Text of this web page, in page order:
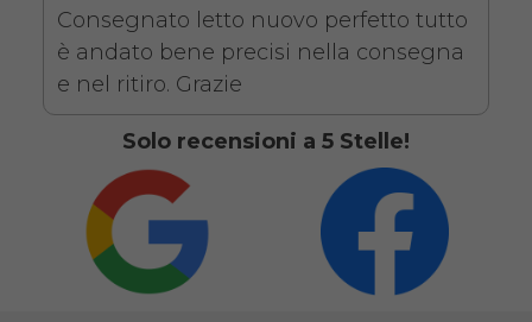
Noleggio letto elettrico in
legno + Materasso
Antidecubito + Vassoio
da letto
Consegnato letto nuovo perfetto tutto
è andato bene precisi nella consegna
e nel ritiro. Grazie
Solo recensioni a 5 Stelle!